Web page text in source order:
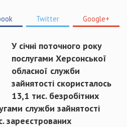
Twitter Google+
У січні поточного року
послугами Херсонської
обласної служби
зайнятості скористалось
13,1 тис. безробітних
служби зайнятості
зареєстрованих